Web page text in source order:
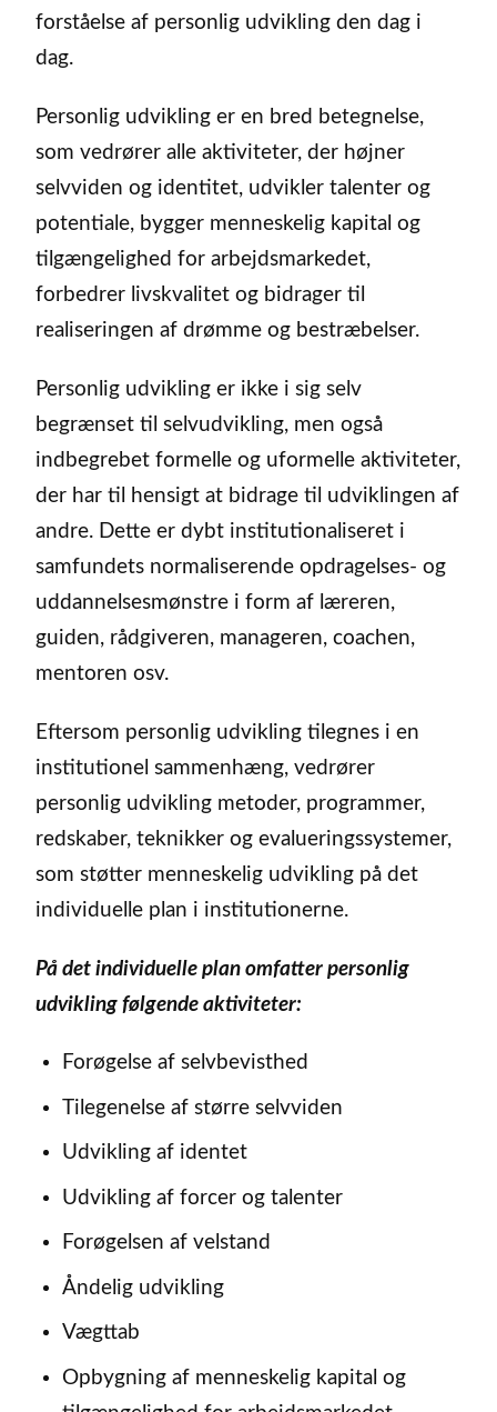
forståelse af personlig udvikling den dag i
dag.
Personlig udvikling er en bred betegnelse,
som vedrører alle aktiviteter, der højner
selvviden og identitet, udvikler talenter og
potentiale, bygger menneskelig kapital og
tilgængelighed for arbejdsmarkedet,
forbedrer livskvalitet og bidrager til
realiseringen af drømme og bestræbelser.
Personlig udvikling er ikke i sig selv
begrænset til selvudvikling, men også
indbegrebet formelle og uformelle aktiviteter,
der har til hensigt at bidrage til udviklingen af
andre. Dette er dybt institutionaliseret i
samfundets normaliserende opdragelses- og
uddannelsesmønstre i form af læreren,
guiden, rådgiveren, manageren, coachen,
mentoren osv.
Eftersom personlig udvikling tilegnes i en
institutionel sammenhæng, vedrører
personlig udvikling metoder, programmer,
redskaber, teknikker og evalueringssystemer,
som støtter menneskelig udvikling på det
individuelle plan i institutionerne.
På det individuelle plan omfatter personlig
udvikling følgende aktiviteter:
Forøgelse af selvbevisthed
Tilegenelse af større selvviden
Udvikling af identet
Udvikling af forcer og talenter
Forøgelsen af velstand
Åndelig udvikling
Vægttab
Opbygning af menneskelig kapital og